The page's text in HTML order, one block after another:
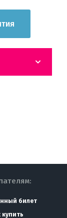
билет
купить